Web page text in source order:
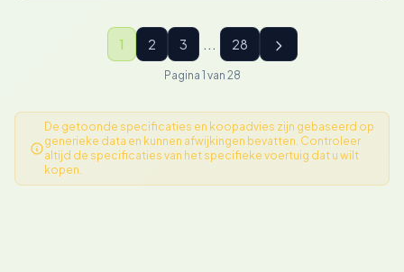
1 2 3 ... 28
Pagina 1 van 28
De getoonde specificaties en koopadvies zijn gebaseerd op
generieke data en kunnen afwijkingen bevatten. Controleer
altijd de specificaties van het specifieke voertuig dat u wilt
kopen.